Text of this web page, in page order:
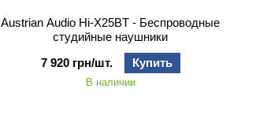
Austrian Audio Hi-X25BT - Беспроводные
студийные наушники
7 920 грн/шт.
Купить
В наличии